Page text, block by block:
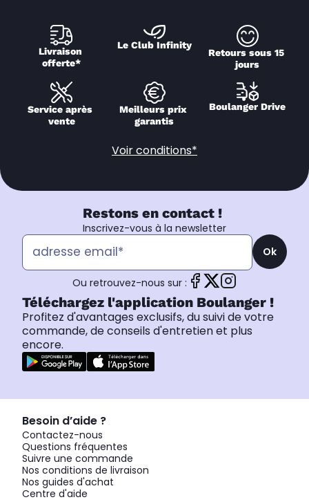
Livraison
offerte*
Le Club Infinity
Retours sous 15
jours
Service après
vente
Meilleurs prix
garantis
Boulanger Drive
Voir conditions*
Restons en contact !
Inscrivez-vous à la newsletter
Ok
Ou retrouvez-nous sur :
Téléchargez l'application Boulanger !
Profitez d'avantages exclusifs, du suivi de votre
commande, de conseils d'entretien et plus
encore.
Besoin d’aide ?
Contactez-nous
Questions fréquentes
Suivre une commande
Nos conditions de livraison
Nos guides d'achat
Centre d'aide